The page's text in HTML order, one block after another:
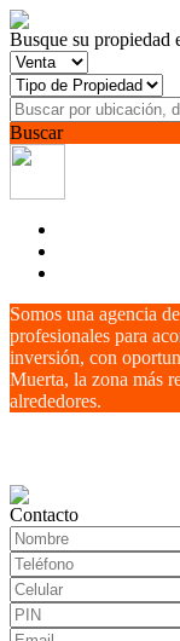
Busque su propiedad
Buscar
Somos una agencia
profesionales para
inversión, con
Muerta, la zona más
alrededores.
Contacto